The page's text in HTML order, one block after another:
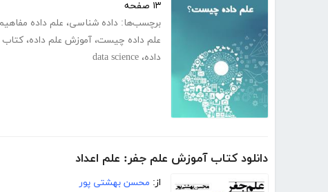
۱۳ صفحه
برچسب‌ها: داده شناسی، علم داده
علم داده چیست، آموزش علم داده، کتاب
داده، data science
دانلود کتاب آموزش علم جفر: علم اعداد
از: محسن بهشتی پور